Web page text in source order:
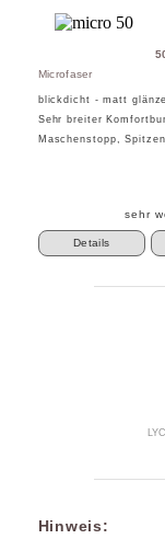
Microfaser
blickdicht - matt
Sehr breiter
Maschenstopp,
sehr
Details
Hinweis: